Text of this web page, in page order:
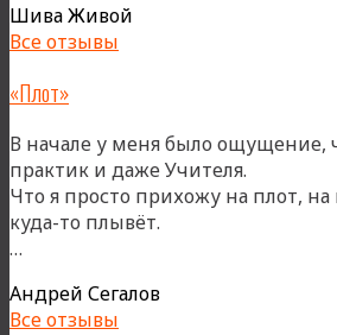
Шива Живой
Все отзывы
«Плот»
В начале у меня было ощущение,
практик и даже Учителя.
Что я просто прихожу на плот, на
куда-то плывёт.
…
Андрей Сегалов
Все отзывы